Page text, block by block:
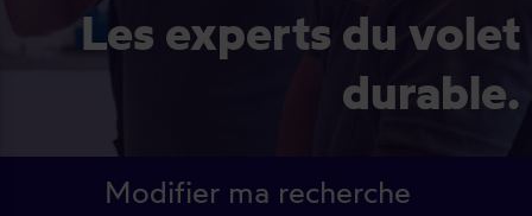
Les experts du volet
durable.
Modifier ma recherche